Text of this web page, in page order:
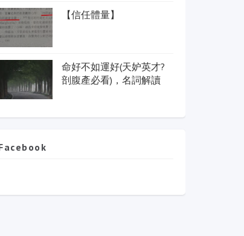
【信任體量】
命好不如運好(天妒英才?
剖腹產必看)，名詞解讀